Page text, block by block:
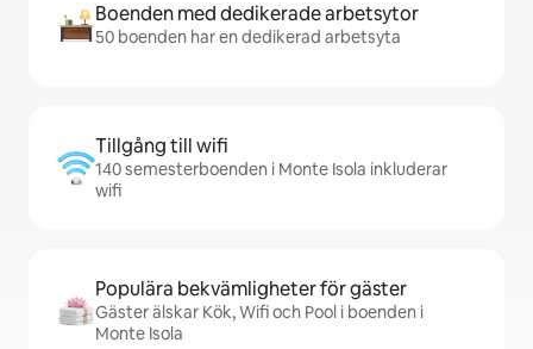
Boenden med dedikerade arbetsytor
50 boenden har en dedikerad arbetsyta
Tillgång till wifi
140 semesterboenden i Monte Isola inkluderar
wifi
Populära bekvämligheter för gäster
Gäster älskar Kök, Wifi och Pool i boenden i
Monte Isola